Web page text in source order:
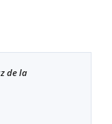
de la